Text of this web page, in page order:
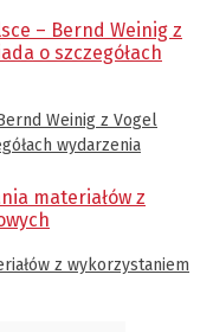
Weinig z Vogel
wydarzenia
z wykorzystaniem